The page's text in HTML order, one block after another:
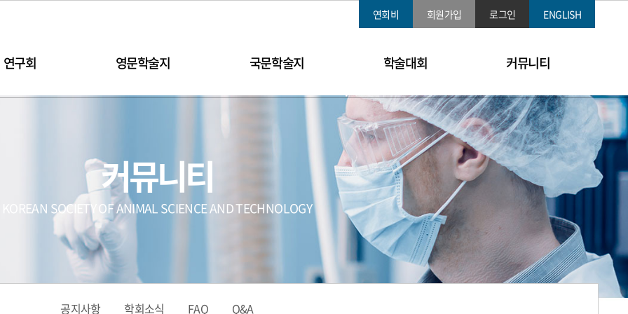
연회비 회원가입 로그인 ENGLISH
연구회 영문학술지 국문학술지 학술대회 커뮤니티
커뮤니티
KOREAN SOCIETY OF ANIMAL SCIENCE AND TECHNOLOGY
공지사항 학회소식 FAQ Q&A